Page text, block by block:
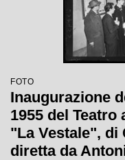
FOTO
Inaugurazione
1955 del
"La Vestale", di
diretta da